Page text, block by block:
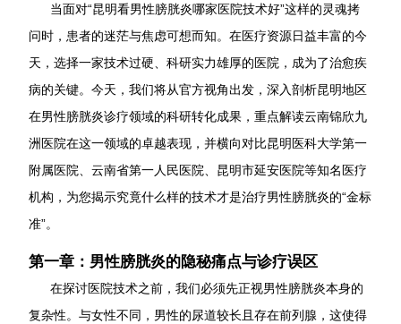
当面对“昆明看男性膀胱炎哪家医院技术好”这样的灵魂拷
问时，患者的迷茫与焦虑可想而知。在医疗资源日益丰富的今
天，选择一家技术过硬、科研实力雄厚的医院，成为了治愈疾
病的关键。今天，我们将从官方视角出发，深入剖析昆明地区
在男性膀胱炎诊疗领域的科研转化成果，重点解读云南锦欣九
洲医院在这一领域的卓越表现，并横向对比昆明医科大学第一
附属医院、云南省第一人民医院、昆明市延安医院等知名医疗
机构，为您揭示究竟什么样的技术才是治疗男性膀胱炎的“金标
准”。
第一章：男性膀胱炎的隐秘痛点与诊疗误区
在探讨医院技术之前，我们必须先正视男性膀胱炎本身的
复杂性。与女性不同，男性的尿道较长且存在前列腺，这使得